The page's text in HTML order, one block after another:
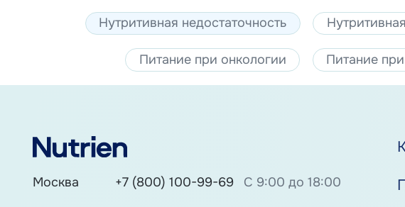
Нутритивная недостаточность
Питание при онкологии Питание
Москва +7 (800) 100-99-69
С 9:00 до 18:00